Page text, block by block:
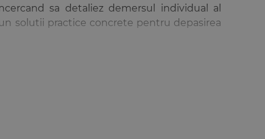
sa detaliez demersul individual al
solutii practice concrete pentru depasirea